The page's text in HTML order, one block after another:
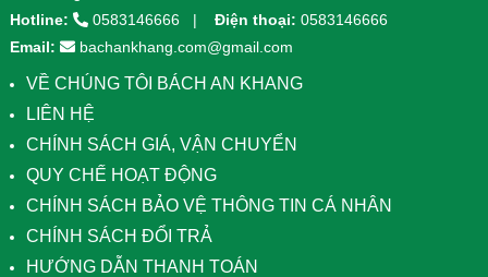
Hotline:
0583146666 Điện thoại: 0583146666
Email:
bachankhang.com@gmail.com
VỀ CHÚNG TÔI BÁCH AN KHANG
LIÊN HỆ
CHÍNH SÁCH GIÁ, VẬN CHUYỂN
QUY CHẾ HOẠT ĐỘNG
CHÍNH SÁCH BẢO VỆ THÔNG TIN CÁ NHÂN
CHÍNH SÁCH ĐỔI TRẢ
HƯỚNG DẪN THANH TOÁN